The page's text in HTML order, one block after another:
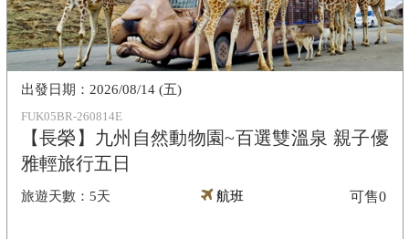
FUK05BR-260814E
【長榮】九州自然動物園~百選雙溫泉 親子優
雅輕旅行五日
5天
2026/08/14 (五)
航班 可售0